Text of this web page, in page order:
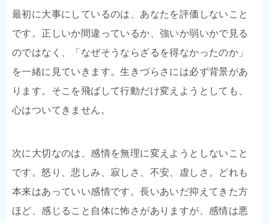
最初に大事にしているのは、あなたを評価しないこと
です。正しいか間違っているか、強いか弱いかで見る
のではなく、「なぜそうならざるを得なかったのか」
を一緒に見ていきます。生きづらさには必ず背景があ
ります。そこを飛ばして行動だけ変えようとしても、
心はついてきません。
次に大切なのは、感情を無理に変えようとしないこと
です。怒り、悲しみ、寂しさ、不安、虚しさ。どれも
本来はあっていい感情です。長いあいだ抑えてきた方
ほど、感じること自体に怖さがありますが、感情は悪